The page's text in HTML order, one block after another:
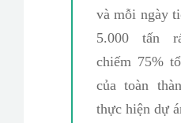
và mỗi ngày
5.000 tấn
chiếm 75%
của toàn
thực hiện dự